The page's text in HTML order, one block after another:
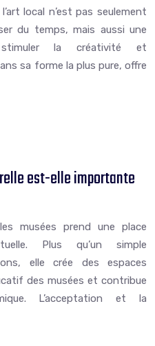
local n’est pas seulement
du temps, mais aussi une
la créativité et
sa forme la plus pure, offre
est-elle importante
musées prend une place
Plus qu’un simple
elle crée des espaces
des musées et contribue
L’acceptation et la